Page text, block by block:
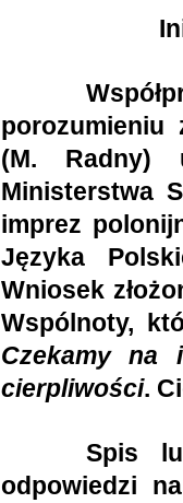
porozumieniu
(M. Radny)
Ministerstwa
imprez
Języka
Wniosek
Wspólnoty,
Czekamy na
cierpliwości.
Spis
odpowiedzi